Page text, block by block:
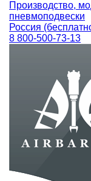
Производство,
пневмоподвески
Россия
8 800-500-73-13